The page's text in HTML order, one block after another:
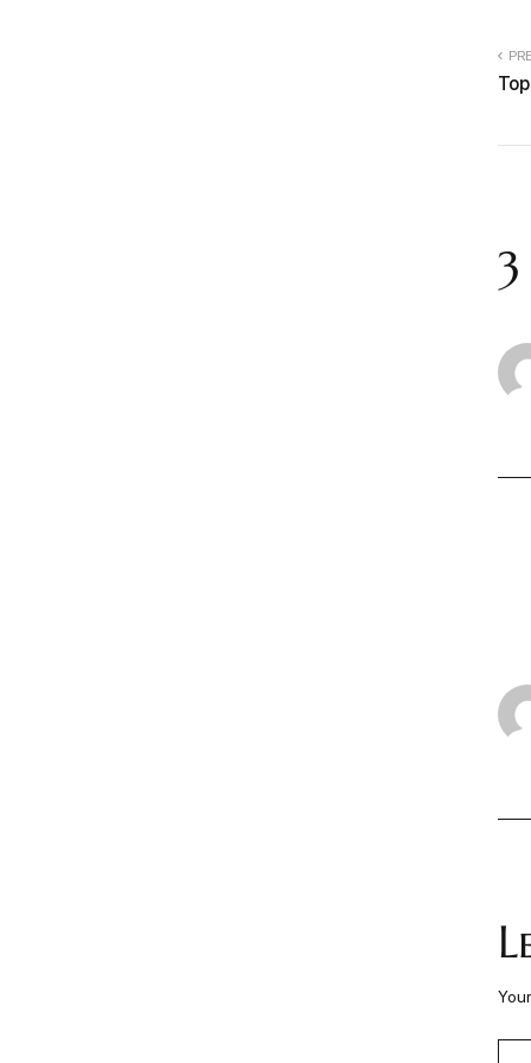
3